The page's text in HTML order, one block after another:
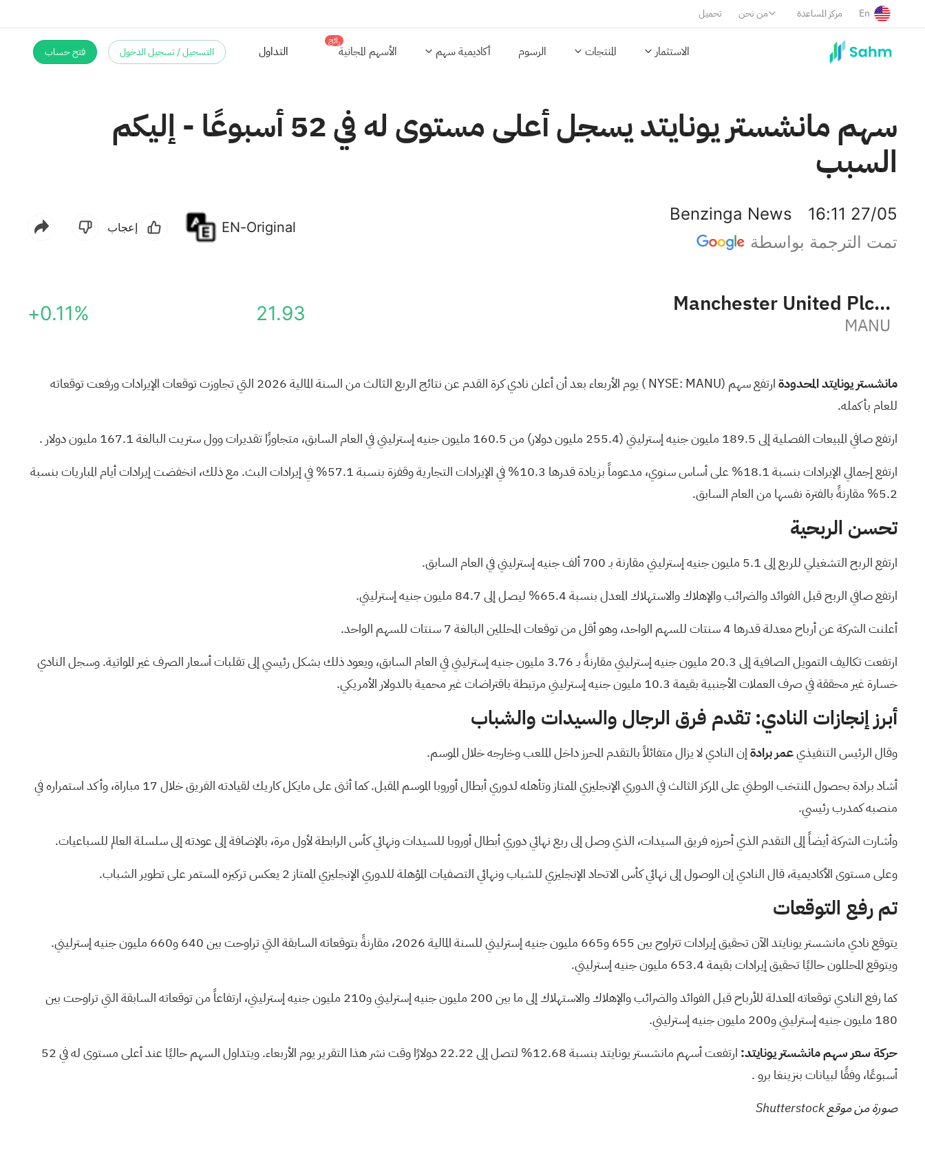
تحميل من نحن مركز المساعدة En
الاستثمار المنتجات الرسوم أكاديمية سهم الأسهم المجانية
رائج
التداول التسجيل / تسجيل الدخول فتح حساب
سهم مانشستر يونايتد يسجل أعلى مستوى له في 52 أسبوعًا - إليكم
السبب
Benzinga News
16:11 27/05
تمت الترجمة بواسطة
EN-Original إعجاب
Manchester United Plc Class A
MANU
21.93
+0.11%
مانشستر يونايتد المحدودةارتفع سهم (NYSE:
MANU ) يوم الأربعاء بعد أن أعلن نادي كرة القدم عن نتائجالربع الثالث من السنة المالية 2026
التي تجاوزت توقعات الإيرادات ورفعت توقعاته
للعام بأكمله.
ارتفع صافي المبيعات الفصلية إلى 189.5 مليون جنيه إسترليني (255.4 مليون دولار) من 160.5 مليون جنيه إسترليني في العام السابق، متجاوزًا تقديرات وول ستريت
البالغة 167.1 مليون دولار
.
ارتفع إجمالي الإيرادات بنسبة 18.1% على أساس سنوي، مدعوماً بزيادة قدرها 10.3% في الإيرادات التجارية وقفزة بنسبة 57.1% في إيرادات البث. مع ذلك، انخفضت إيرادات أيام المباريات بنسبة
5.2% مقارنةً بالفترة نفسها من العام السابق.
تحسن الربحية
ارتفع الربح التشغيلي للربع إلى 5.1 مليون جنيه إسترليني مقارنة بـ 700 ألف جنيه إسترليني في العام السابق.
ارتفع صافي الربح قبل الفوائد والضرائب والإهلاك والاستهلاك المعدل بنسبة 65.4% ليصل إلى 84.7 مليون جنيه إسترليني.
أعلنت الشركة عن أرباح معدلة قدرها 4 سنتات للسهم الواحد، وهو أقل من توقعات المحللين البالغة 7 سنتات للسهم الواحد.
ارتفعت تكاليف التمويل الصافية إلى 20.3 مليون جنيه إسترليني مقارنةً بـ 3.76 مليون جنيه إسترليني في العام السابق، ويعود ذلك بشكل رئيسي إلى تقلبات أسعار الصرف غير المواتية. وسجل النادي
خسارة غير محققة في صرف العملات الأجنبية بقيمة 10.3 مليون جنيه إسترليني مرتبطة باقتراضات غير محمية بالدولار الأمريكي.
أبرز إنجازات النادي: تقدم فرق الرجال والسيدات والشباب
وقال الرئيس التنفيذيعمر برادةإن النادي لا يزال متفائلاً بالتقدم المحرز داخل الملعب وخارجه خلال الموسم.
أشاد برادة بحصول المنتخب الوطني على المركز الثالث في الدوري الإنجليزي الممتاز وتأهله لدوري أبطال أوروبا الموسم المقبل. كما أثنى على مايكل كاريك لقيادته الفريق خلال 17 مباراة، وأكد استمراره في
منصبه كمدرب رئيسي.
وأشارت الشركة أيضاً إلى التقدم الذي أحرزه فريق السيدات، الذي وصل إلى ربع نهائي دوري أبطال أوروبا للسيدات ونهائي كأس الرابطة لأول مرة، بالإضافة إلى عودته إلى سلسلة العالم للسباعيات.
وعلى مستوى الأكاديمية، قال النادي إن الوصول إلى نهائي كأس الاتحاد الإنجليزي للشباب ونهائي التصفيات المؤهلة للدوري الإنجليزي الممتاز 2 يعكس تركيزه المستمر على تطوير الشباب.
تم رفع التوقعات
يتوقع
نادي مانشستر يونايتد الآن تحقيق إيرادات تتراوح بين 655 و665 مليون جنيه إسترليني للسنة المالية 2026، مقارنةً بتوقعاته السابقة التي تراوحت بين 640 و660 مليون جنيه إسترليني.
ويتوقع المحللون حاليًا تحقيق إيرادات بقيمة 653.4 مليون جنيه إسترليني.
كما رفع النادي توقعاته المعدلة للأرباح قبل الفوائد والضرائب والإهلاك والاستهلاك إلى ما بين 200 مليون جنيه إسترليني و210 مليون جنيه إسترليني، ارتفاعاً من توقعاته السابقة التي تراوحت بين
180 مليون جنيه إسترليني و200 مليون جنيه إسترليني.
حركة سعر سهم مانشستر يونايتد:
ارتفعت أسهم مانشستر يونايتد بنسبة 12.68% لتصل إلى 22.22 دولارًا وقت نشر هذا التقرير يوم الأربعاء. ويتداول السهم حاليًا عند أعلى مستوى له في 52
أسبوعًا،وفقًا لبيانات بنزينغا برو.
صورة من موقع Shutterstock